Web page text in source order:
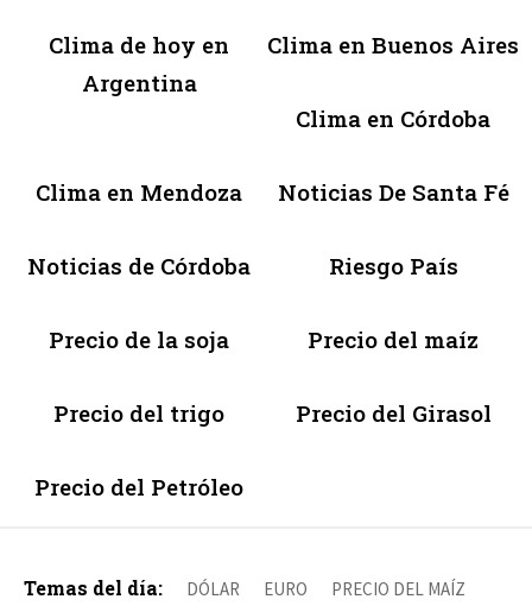
Clima de hoy en
Argentina
Clima en Buenos Aires
Clima en Córdoba
Clima en Mendoza Noticias De Santa Fé
Noticias de Córdoba Riesgo País
Precio de la soja Precio del maíz
Precio del trigo Precio del Girasol
Precio del Petróleo
Temas del día: DÓLAR EURO PRECIO DEL MAÍZ